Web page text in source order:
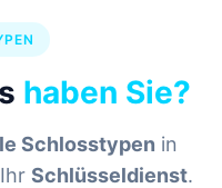
haben Sie?
Schlosstypen in
Schlüsseldienst.